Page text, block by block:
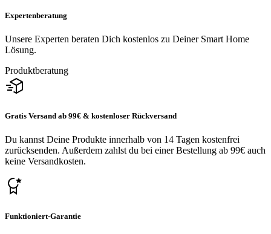
Expertenberatung
Unsere Experten beraten Dich kostenlos zu Deiner Smart Home
Lösung.
Produktberatung
Gratis Versand ab 99€ & kostenloser Rückversand
Du kannst Deine Produkte innerhalb von 14 Tagen kostenfrei
zurücksenden. Außerdem zahlst du bei einer Bestellung ab 99€ auch
keine Versandkosten.
Funktioniert-Garantie